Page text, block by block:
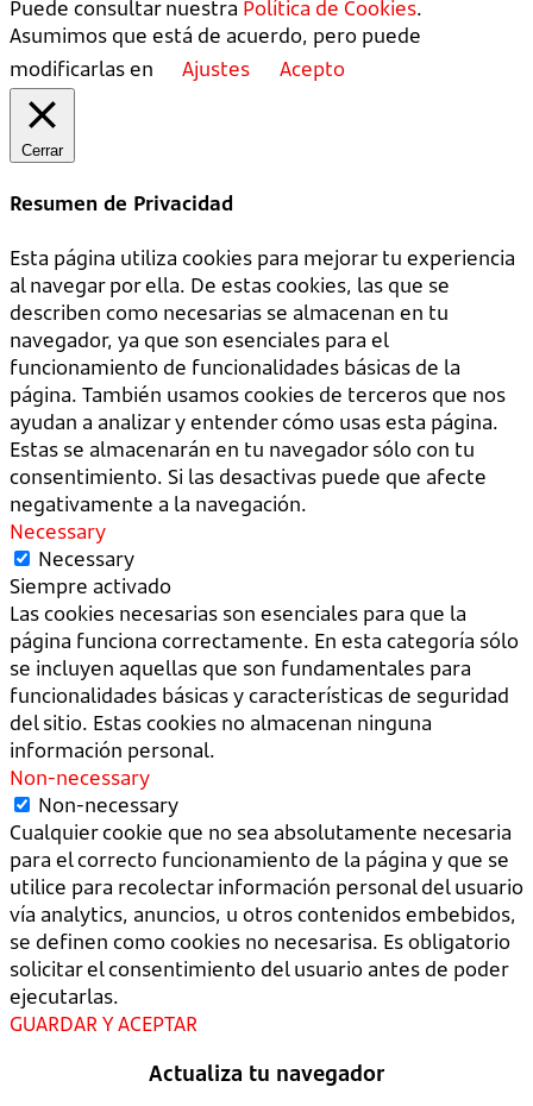
Puede consultar nuestra Política de Cookies.
Asumimos que está de acuerdo, pero puede
modificarlas en
Ajustes Acepto
Cerrar
Resumen de Privacidad
Esta página utiliza cookies para mejorar tu experiencia
al navegar por ella. De estas cookies, las que se
describen como necesarias se almacenan en tu
navegador, ya que son esenciales para el
funcionamiento de funcionalidades básicas de la
página. También usamos cookies de terceros que nos
ayudan a analizar y entender cómo usas esta página.
Estas se almacenarán en tu navegador sólo con tu
consentimiento. Si las desactivas puede que afecte
negativamente a la navegación.
Necessary
Necessary
Siempre activado
Las cookies necesarias son esenciales para que la
página funciona correctamente. En esta categoría sólo
se incluyen aquellas que son fundamentales para
funcionalidades básicas y características de seguridad
del sitio. Estas cookies no almacenan ninguna
información personal.
Non-necessary
Non-necessary
Cualquier cookie que no sea absolutamente necesaria
para el correcto funcionamiento de la página y que se
utilice para recolectar información personal del usuario
vía analytics, anuncios, u otros contenidos embebidos,
se definen como cookies no necesarisa. Es obligatorio
solicitar el consentimiento del usuario antes de poder
ejecutarlas.
GUARDAR Y ACEPTAR
Actualiza tu navegador